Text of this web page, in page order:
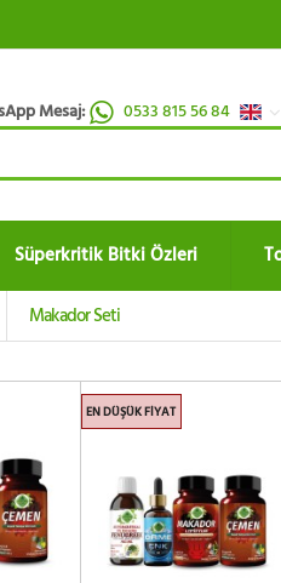
Mesaj: 0533 815 56 84
Süperkritik Bitki Özleri
Makador Seti
EN DÜŞÜK FIYAT